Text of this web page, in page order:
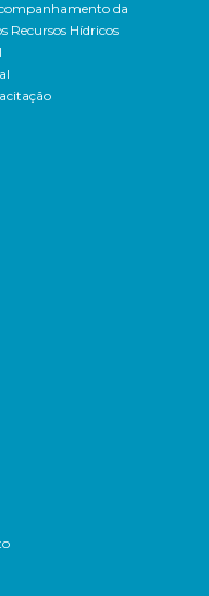
da
Recursos Hídricos